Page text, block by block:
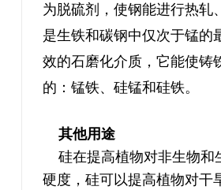
为脱硫剂，使钢能进行热轧
是生铁和碳钢中仅次于锰的
效的石磨化介质，它能使铸
的：锰铁、硅锰和硅铁。
其他用途
硅在提高植物对非生物和
硬度，硅可以提高植物对干